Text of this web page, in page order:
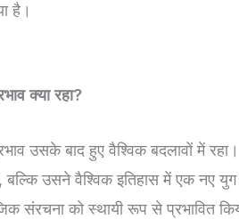
है।
क्या रहा?
उसके बाद हुए वैश्विक बदलावों में
बल्कि उसने वैश्विक इतिहास में एक नए
संरचना को स्थायी रूप से प्रभावित